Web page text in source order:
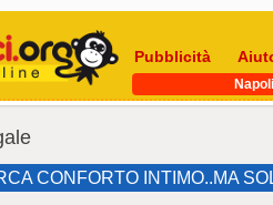
Pubblicità
Napoli
CONFORTO INTIMO..MA